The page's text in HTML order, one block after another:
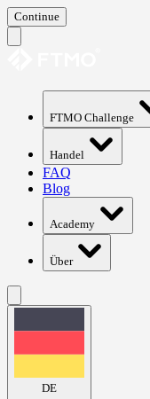
Continue
FTMO Challenge
Handel
FAQ
Blog
Academy
Über
DE